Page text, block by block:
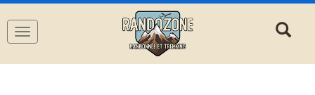
Navigation